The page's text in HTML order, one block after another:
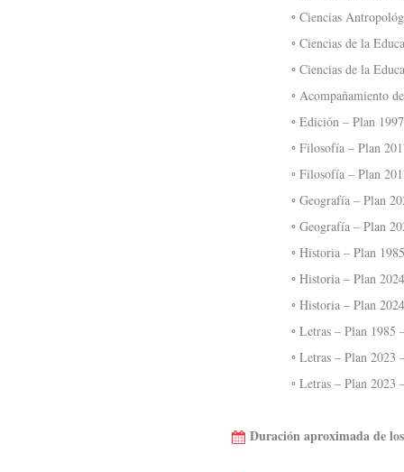
◦ Ciencias
◦ Ciencias de la
◦ Ciencias de la
◦ Acompañamiento de
◦ Edición – Plan 1997
◦ Filosofía – Plan
◦ Filosofía – Plan
◦ Geografía – Plan
◦ Geografía – Plan
◦ Historia – Plan 1985
◦ Historia – Plan 2024
◦ Historia – Plan 2024
◦ Letras – Plan 1985 –
◦ Letras – Plan 2023
◦ Letras – Plan 2023 –
Duración aproximada de